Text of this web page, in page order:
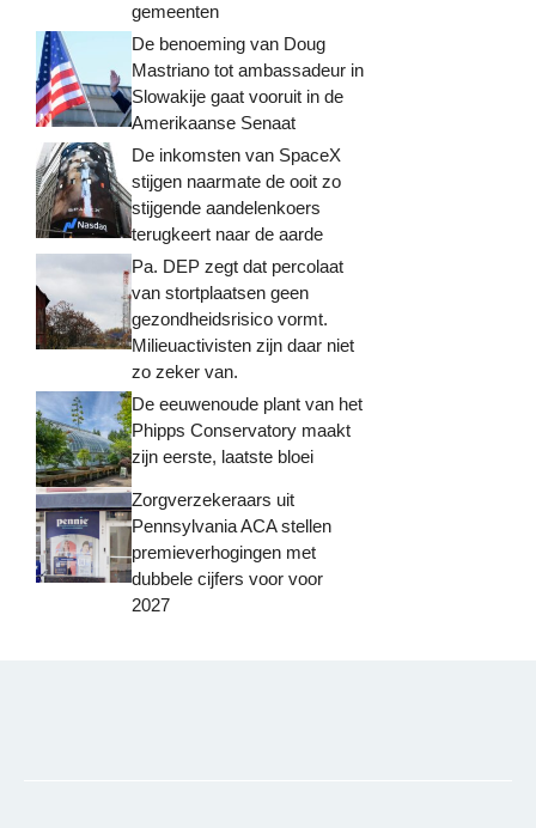
gemeenten
De benoeming van Doug
Mastriano tot ambassadeur in
Slowakije gaat vooruit in de
Amerikaanse Senaat
De inkomsten van SpaceX
stijgen naarmate de ooit zo
stijgende aandelenkoers
terugkeert naar de aarde
Pa. DEP zegt dat percolaat
van stortplaatsen geen
gezondheidsrisico vormt.
Milieuactivisten zijn daar niet
zo zeker van.
De eeuwenoude plant van het
Phipps Conservatory maakt
zijn eerste, laatste bloei
Zorgverzekeraars uit
Pennsylvania ACA stellen
premieverhogingen met
dubbele cijfers voor voor
2027